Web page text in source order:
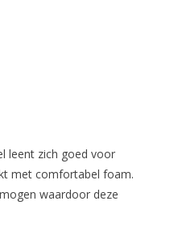
leent zich goed voor
met comfortabel foam.
waardoor deze